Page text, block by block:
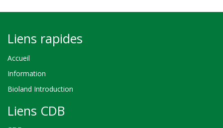
Liens rapides
Accueil
Information
Bioland Introduction
Liens CDB